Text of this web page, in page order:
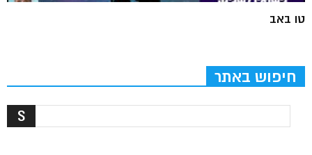
טו באב
חיפוש באתר